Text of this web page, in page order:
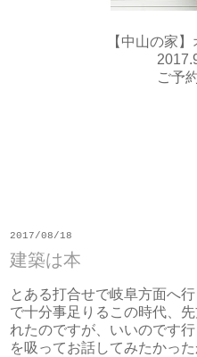
【中山の家
ご予
2017/08/18
建築は本
とある打合せで岐阜方面へ
で十分事足りるこの時代、
れたのですが、いいのです
を吸ってお話してみたかっ